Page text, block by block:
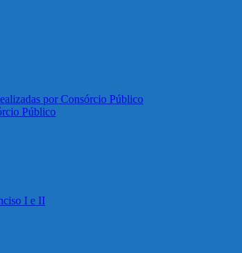
por Consórcio Público
Público
I e II